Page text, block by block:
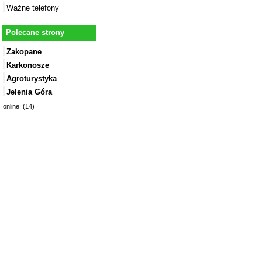
Ważne telefony
Polecane strony
Zakopane
Karkonosze
Agroturystyka
Jelenia Góra
online: (14)